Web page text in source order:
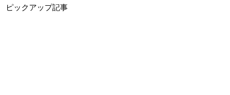
ピックアップ記事